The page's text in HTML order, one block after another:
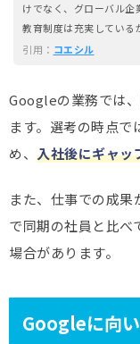
けでなく、グローバル企
教育制度は充実している
引用： コエシル
Googleの業務では
ます。選考の時点
め、 入社後にギャッ
また、仕事での成
で同期の社員と比べ
場合があります。
Googleに向